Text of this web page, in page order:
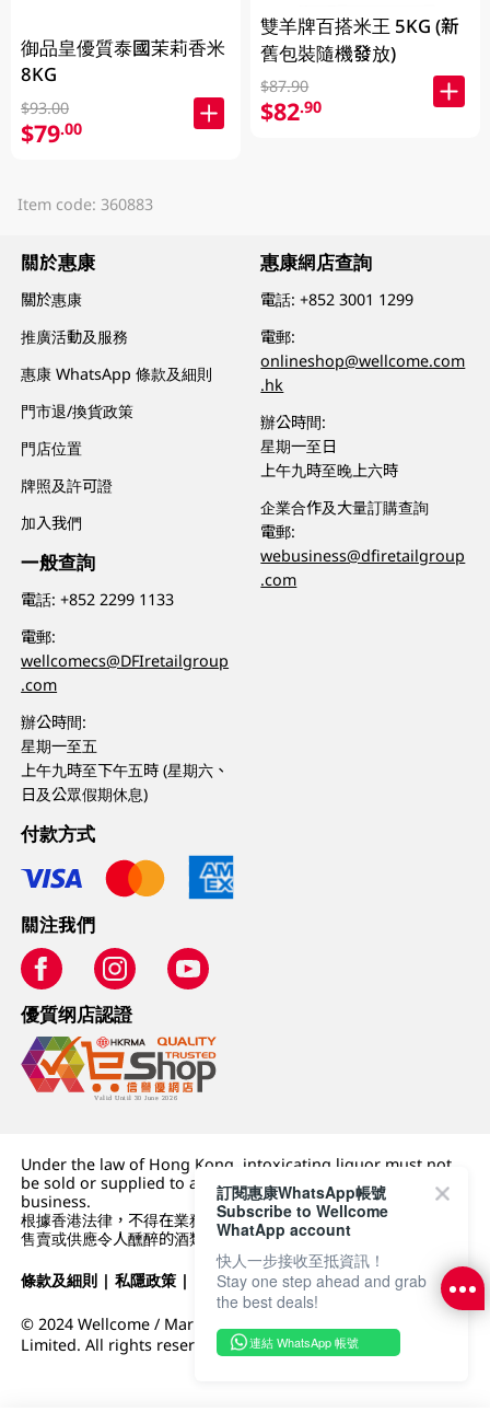
御品皇優質泰國茉莉香米
8KG
$93.00
$79.00
雙羊牌百搭米王 5KG (新
舊包裝隨機發放)
$87.90
$82.90
Item code: 360883
關於惠康
關於惠康
推廣活動及服務
惠康 WhatsApp 條款及細則
門市退/換貨政策
門店位置
牌照及許可證
加入我們
一般查詢
電話:+852 2299 1133
電郵:
wellcomecs@DFIretailgroup
.com
辦公時間:
星期一至五
上午九時至下午五時 (星期六、
日及公眾假期休息)
惠康網店查詢
電話:+852 3001 1299
電郵:
onlineshop@wellcome.com
.hk
辦公時間:
星期一至日
上午九時至晚上六時
企業合作及大量訂購查詢
電郵:
webusiness@dfiretailgroup
.com
付款方式
關注我們
優質纲店認證
Under the law of Hong Kong, intoxicating liquor must not
be sold or supplied to a minor (under 18) in the course of
business.
根據香港法律，不得在業務過程中，向未成年人 (18 歲以下人士)
售賣或供應令人醺醉的酒類。
條款及細則 |私隱政策 | DFI零售集團
© 2024 Wellcome / Market Place. The Dairy Farm Company
Limited. All rights reserved.
訂閱惠康WhatsApp帳號
Subscribe to Wellcome
WhatApp account
快人一步接收至抵資訊！
Stay one step ahead and grab
the best deals!
連結 WhatsApp 帳號